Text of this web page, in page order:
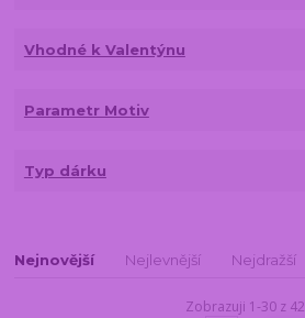
Vhodné k Valentýnu
Parametr Motiv
Typ dárku
Nejnovější Nejlevnější Nejdražší
Zobrazuji 1-30 z 42